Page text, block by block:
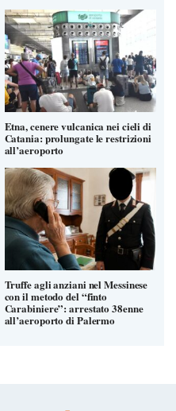
Etna, cenere vulcanica nei cieli di
Catania: prolungate le restrizioni
all’aeroporto
Truffe agli anziani nel Messinese
con il metodo del “finto
Carabiniere”: arrestato 38enne
all’aeroporto di Palermo